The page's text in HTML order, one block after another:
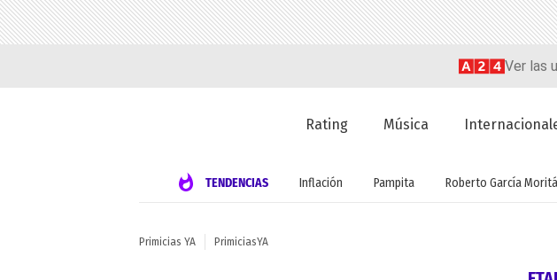
Ver las
Rating Música
TENDENCIAS Inflación Pampita Roberto García
Primicias YA PrimiciasYA